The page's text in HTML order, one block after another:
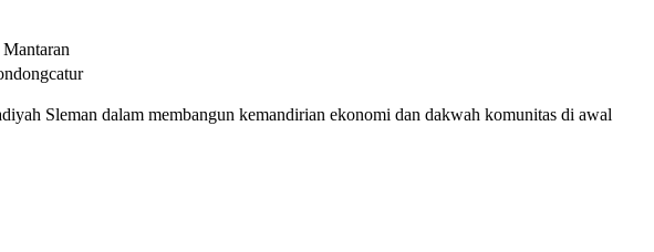
Sleman dalam membangun kemandirian ekonomi dan dakwah komunitas di awal